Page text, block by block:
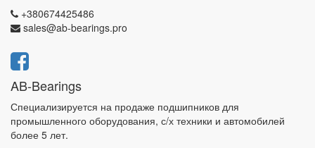
+380674425486
sales@ab-bearings.pro
AB-Bearings
Специализируется на продаже подшипников для
промышленного оборудования, с/х техники и автомобилей
более 5 лет.